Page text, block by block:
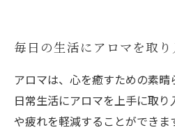
毎日の生活にアロマを取
アロマは、心を癒すための素晴
日常生活にアロマを上手に取
や疲れを軽減することができま